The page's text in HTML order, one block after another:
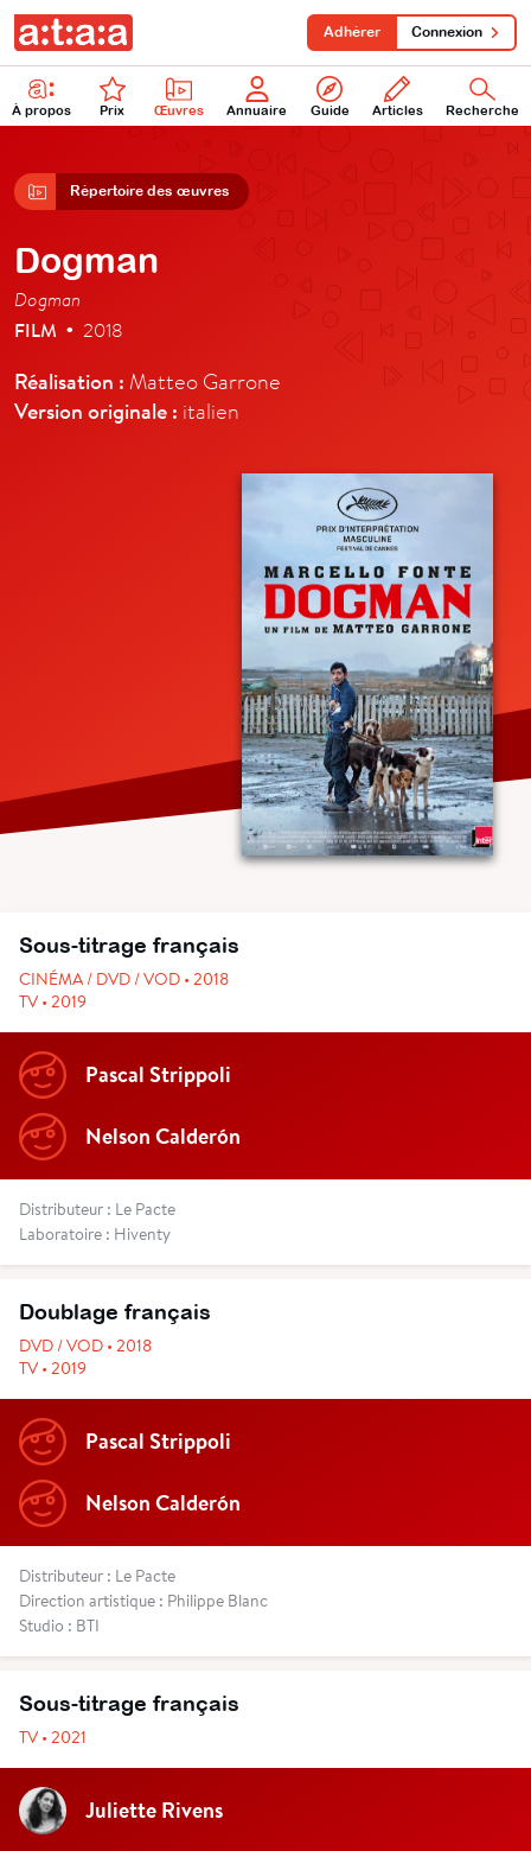
À propos Prix Œuvres Annuaire Guide Articles Recherche
Adhérer Connexion
Répertoire des œuvres
Dogman
Dogman
FILM • 2018
Réalisation : Matteo Garrone
Version originale : italien
Sous-titrage français
CINÉMA / DVD / VOD • 2018
TV • 2019
Pascal Strippoli
Nelson Calderón
Distributeur : Le Pacte
Laboratoire : Hiventy
Doublage français
DVD / VOD • 2018
TV • 2019
Pascal Strippoli
Nelson Calderón
Distributeur : Le Pacte
Direction artistique : Philippe Blanc
Studio : BTI
Sous-titrage français
TV • 2021
Juliette Rivens